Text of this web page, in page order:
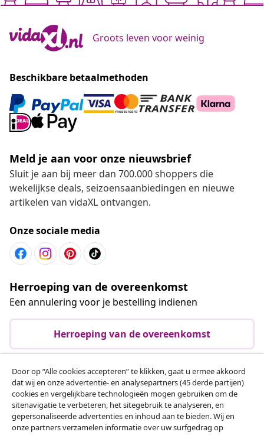
Groots leven voor weinig
Beschikbare betaalmethoden
Meld je aan voor onze nieuwsbrief
Sluit je aan bij meer dan 700.000 shoppers die
wekelijkse deals, seizoensaanbiedingen en nieuwe
artikelen van vidaXL ontvangen.
Onze sociale media
Herroeping van de overeenkomst
Een annulering voor je bestelling indienen
Herroeping van de overeenkomst
Klantenservice
Zakelijk
Door op “Alle cookies accepteren” te klikken, gaat u ermee akkoord
dat wij en onze advertentie- en analysepartners (45 derde partijen)
cookies en vergelijkbare technologieën mogen gebruiken om de
sitenavigatie te verbeteren, het sitegebruik te analyseren, en
gepersonaliseerde advertenties en inhoud aan te bieden. Wij en
onze partners verzamelen informatie over uw surfgedrag op